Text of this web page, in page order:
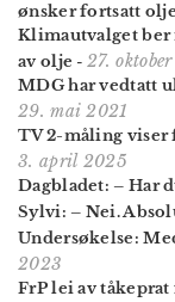
ønsker fortsatt
Klimautvalget ber
av olje -27.
MDG har vedtatt
29. mai 2021
TV 2-måling
3. april 2025
Dagbladet: – Har
Sylvi: – Nei.
Undersøkelse:
2023
FrP lei av